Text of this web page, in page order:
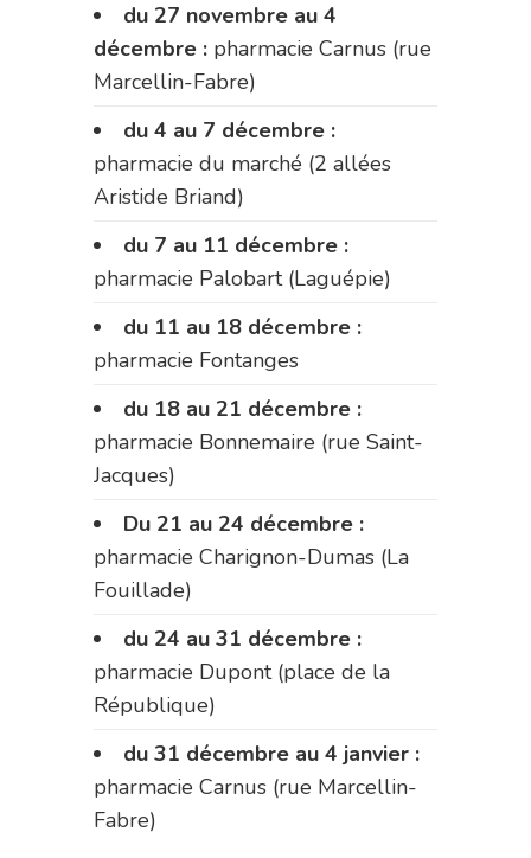
du 27 novembre au 4
décembre : pharmacie Carnus (rue
Marcellin-Fabre)
du 4 au 7 décembre :
pharmacie du marché (2 allées
Aristide Briand)
du 7 au 11 décembre :
pharmacie Palobart (Laguépie)
du 11 au 18 décembre :
pharmacie Fontanges
du 18 au 21 décembre :
pharmacie Bonnemaire (rue Saint-
Jacques)
Du 21 au 24 décembre :
pharmacie Charignon-Dumas (La
Fouillade)
du 24 au 31 décembre :
pharmacie Dupont (place de la
République)
du 31 décembre au 4 janvier :
pharmacie Carnus (rue Marcellin-
Fabre)